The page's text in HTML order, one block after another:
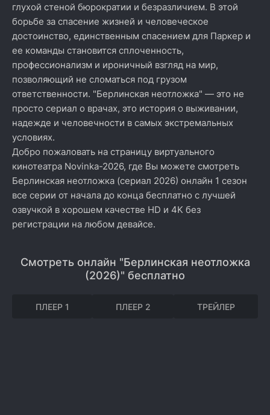
глухой стеной бюрократии и безразличием. В этой
борьбе за спасение жизней и человеческое
достоинство, единственным спасением для Паркер и
ее команды становится сплоченность,
профессионализм и ироничный взгляд на мир,
позволяющий не сломаться под грузом
ответственности. "Берлинская неотложка" — это не
просто сериал о врачах, это история о выживании,
надежде и человечности в самых экстремальных
условиях.
Добро пожаловать на страницу виртуального
кинотеатра Novinka-2026, где Вы можете смотреть
Берлинская неотложка (сериал 2026) онлайн 1 сезон
все серии от начала до конца бесплатно с лучшей
озвучкой в хорошем качестве HD и 4K без
регистрации на любом девайсе.
Смотреть онлайн "Берлинская неотложка
(2026)" бесплатно
ПЛЕЕР 1 ПЛЕЕР 2 ТРЕЙЛЕР